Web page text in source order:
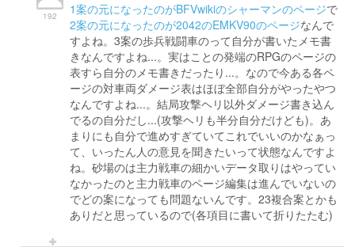
192 1案の元になったのがBFVwikiのシャーマンのページで
2案の元になったのが2042のEMKV90のページなんで
すよね。3案の歩兵戦闘車のって自分が書いたメモ書
きなんですよね...。実はことの発端のRPGのページの
表すら自分のメモ書きだったり...。なので今ある各ペ
ージの対車両ダメージ表はほぼ全部自分がやったやつ
なんですよね...。結局攻撃ヘリ以外ダメージ書き込ん
でるの自分だし...(攻撃ヘリも半分自分だけども)。あ
まりにも自分で進めすぎていてこれでいいのかなぁっ
て、いったん人の意見を聞きたいって状態なんですよ
ね。砂場のは主力戦車の細かいデータ取りはやってい
なかったのと主力戦車のページ編集は進んでいないの
でどの案になっても問題ないんです。23複合案とかも
ありだと思っているので(各項目に書いて折りたたむ)